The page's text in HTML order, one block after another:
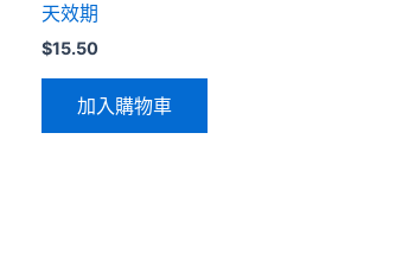
天效期
$15.50
加入購物車